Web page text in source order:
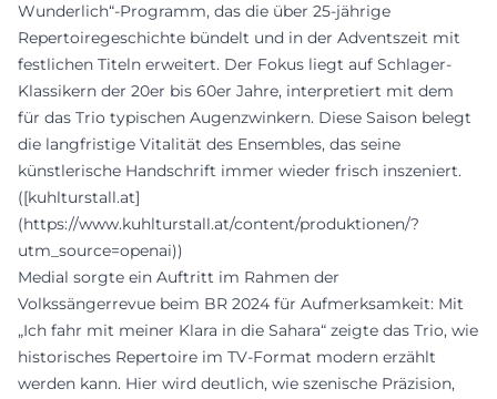
Wunderlich“-Programm, das die über 25-jährige
Repertoiregeschichte bündelt und in der Adventszeit mit
festlichen Titeln erweitert. Der Fokus liegt auf Schlager-
Klassikern der 20er bis 60er Jahre, interpretiert mit dem
für das Trio typischen Augenzwinkern. Diese Saison belegt
die langfristige Vitalität des Ensembles, das seine
künstlerische Handschrift immer wieder frisch inszeniert.
([kuhlturstall.at]
(https://www.kuhlturstall.at/content/produktionen/?
utm_source=openai))
Medial sorgte ein Auftritt im Rahmen der
Volkssängerrevue beim BR 2024 für Aufmerksamkeit: Mit
„Ich fahr mit meiner Klara in die Sahara“ zeigte das Trio, wie
historisches Repertoire im TV-Format modern erzählt
werden kann. Hier wird deutlich, wie szenische Präzision,